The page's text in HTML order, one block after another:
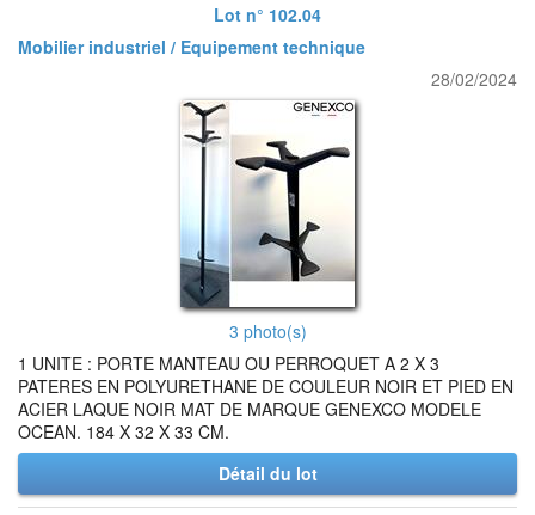
Lot n° 102.04
Mobilier industriel / Equipement technique
28/02/2024
3 photo(s)
1 UNITE : PORTE MANTEAU OU PERROQUET A 2 X 3
PATERES EN POLYURETHANE DE COULEUR NOIR ET PIED EN
ACIER LAQUE NOIR MAT DE MARQUE GENEXCO MODELE
OCEAN. 184 X 32 X 33 CM.
Détail du lot